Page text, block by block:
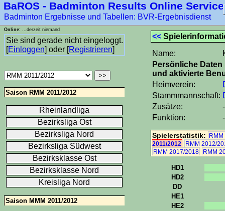
BaROS - Badminton Results Online Service
Badminton Ergebnisse und Tabellen: BVR-Ergebnisdienst
<<
Name:
Persönliche
und aktivierte
Heimverein:
Stammmannschaft:
Zusätze:
Funktion:
Spielerstatistik:
2011/2012
RMM 2012/
RMM 2017/2018
RMM
HD1
HD2
DD
HE1
HE2
Saison RMM 2011/2012
Rheinlandliga
Bezirksliga Ost
Bezirksliga Nord
Bezirksliga Südwest
Bezirksklasse Ost
Bezirksklasse Nord
Kreisliga Nord
Saison MMM 2011/2012
Online: ...derzeit niemand
Sie sind gerade nicht eingeloggt.
[Einloggen] oder [Registrieren]